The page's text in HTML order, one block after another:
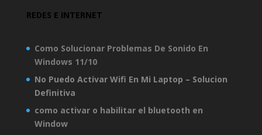
REDES E INTERNET
Como Solucionar Problemas De Sonido En
Windows 11/10
No Puedo Activar Wifi En Mi Laptop – Solucion
Definitiva
como activar o habilitar el bluetooth en
Window